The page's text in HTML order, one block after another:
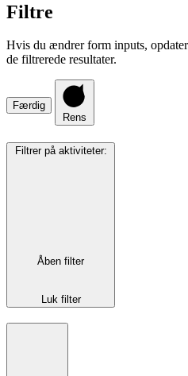
Filtre
Hvis du ændrer form inputs,
de filtrerede resultater.
Færdig
Rens
Filtrer på aktiviteter:
Åben filter
Luk filter